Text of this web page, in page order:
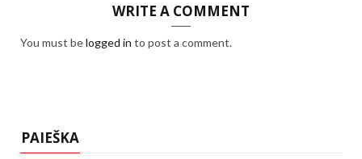
WRITE A COMMENT
You must belogged in to post a comment.
PAIEŠKA